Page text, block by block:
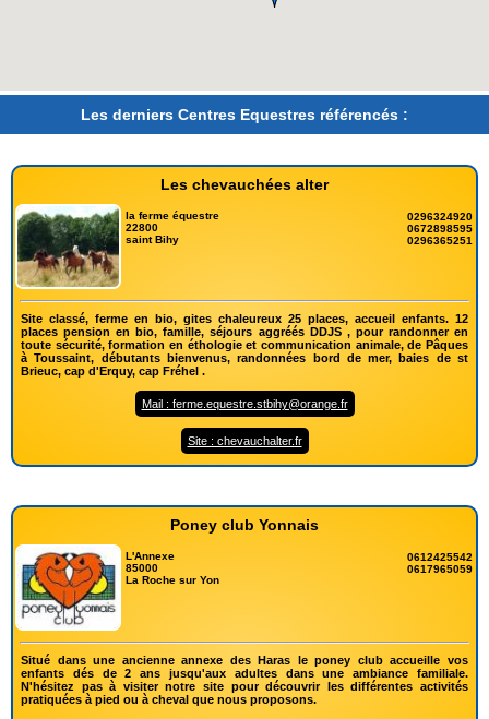
Les derniers Centres Equestres référencés :
Les chevauchées alter
la ferme équestre
22800
saint Bihy
0296324920
0672898595
0296365251
Site classé, ferme en bio, gites chaleureux 25 places, accueil enfants. 12
places pension en bio, famille, séjours aggréés DDJS , pour randonner en
toute sécurité, formation en éthologie et communication animale, de Pâques
à Toussaint, débutants bienvenus, randonnées bord de mer, baies de st
Brieuc, cap d'Erquy, cap Fréhel .
Mail : ferme.equestre.stbihy@orange.fr
Site : chevauchalter.fr
Poney club Yonnais
L'Annexe
85000
La Roche sur Yon
0612425542
0617965059
Situé dans une ancienne annexe des Haras le poney club accueille vos
enfants dés de 2 ans jusqu'aux adultes dans une ambiance familiale.
N'hésitez pas à visiter notre site pour découvrir les différentes activités
pratiquées à pied ou à cheval que nous proposons.